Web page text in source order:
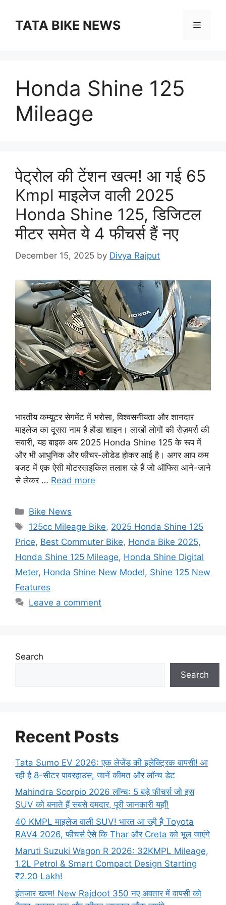
contentTATA BIKE NEWS Menu
Honda Shine 125
Mileage
पेट्रोल की टेंशन खत्म! आ गई 65
Kmpl माइलेज वाली 2025
Honda Shine 125, डिजिटल
मीटर समेत ये 4 फीचर्स हैं नए
December 15, 2025 by Divya Rajput
भारतीय कम्यूटर सेगमेंट में भरोसा, विश्वसनीयता और शानदार
माइलेज का दूसरा नाम है होंडा शाइन। लाखों लोगों की रोज़मर्रा की
सवारी, यह बाइक अब 2025 Honda Shine 125 के रूप में
और भी आधुनिक और फीचर-लोडेड होकर आई है। अगर आप कम
बजट में एक ऐसी मोटरसाइकिल तलाश रहे हैं जो ऑफिस आने-जाने
से लेकर … Read more
Categories
Bike News
Tags
125cc Mileage Bike, 2025 Honda Shine 125
Price, Best Commuter Bike, Honda Bike 2025,
Honda Shine 125 Mileage, Honda Shine Digital
Meter, Honda Shine New Model, Shine 125 New
Features
Leave a comment
Search
Search
Recent Posts
Tata Sumo EV 2026: एक लेजेंड की इलेक्ट्रिक वापसी! आ
रही है 8-सीटर पावरहाउस, जानें कीमत और लॉन्च डेट
Mahindra Scorpio 2026 लॉन्च: 5 बड़े फीचर्स जो इस
SUV को बनाते हैं सबसे दमदार, पूरी जानकारी यहाँ!
40 KMPL माइलेज वाली SUV! भारत आ रही है Toyota
RAV4 2026, फीचर्स ऐसे कि Thar और Creta को भूल जाएंगे
Maruti Suzuki Wagon R 2026: 32KMPL Mileage,
1.2L Petrol & Smart Compact Design Starting
₹2.20 Lakh!
इंतजार खत्म! New Rajdoot 350 नए अवतार में वापसी को